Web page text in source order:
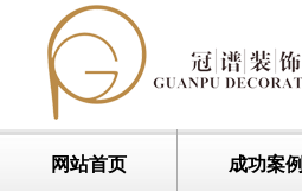
网站首页 成功案例